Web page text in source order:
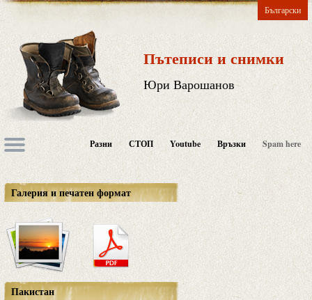
Български
Пътеписи и снимки
Юри Варошанов
Разни СТОП Youtube Връзки Spam here
Галерия и печатен формат
Пакистан